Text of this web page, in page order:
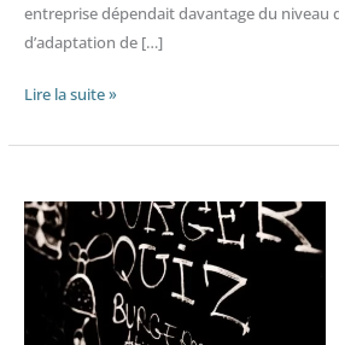
entreprise dépendait davantage du niveau
d’adaptation de […]
Lire la suite »
l’entreprise
gamifie
management